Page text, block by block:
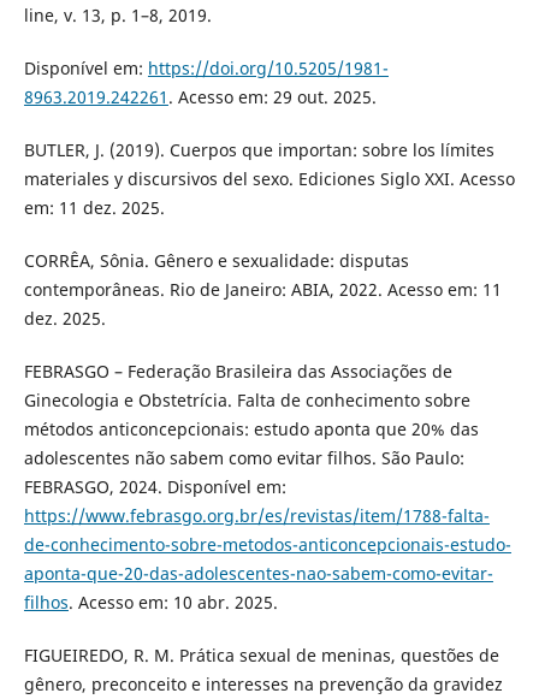
line, v. 13, p. 1–8, 2019.
Disponível em: https://doi.org/10.5205/1981-
8963.2019.242261 . Acesso em: 29 out. 2025.
BUTLER, J. (2019). Cuerpos que importan: sobre los límites
materiales y discursivos del sexo. Ediciones Siglo XXI. Acesso
em: 11 dez. 2025.
CORRÊA, Sônia. Gênero e sexualidade: disputas
contemporâneas. Rio de Janeiro: ABIA, 2022. Acesso em: 11
dez. 2025.
FEBRASGO – Federação Brasileira das Associações de
Ginecologia e Obstetrícia. Falta de conhecimento sobre
métodos anticoncepcionais: estudo aponta que 20% das
adolescentes não sabem como evitar filhos. São Paulo:
FEBRASGO, 2024. Disponível em:
https://www.febrasgo.org.br/es/revistas/item/1788-falta-
de-conhecimento-sobre-metodos-anticoncepcionais-estudo-
aponta-que-20-das-adolescentes-nao-sabem-como-evitar-
filhos. Acesso em: 10 abr. 2025.
FIGUEIREDO, R. M. Prática sexual de meninas, questões de
gênero, preconceito e interesses na prevenção da gravidez